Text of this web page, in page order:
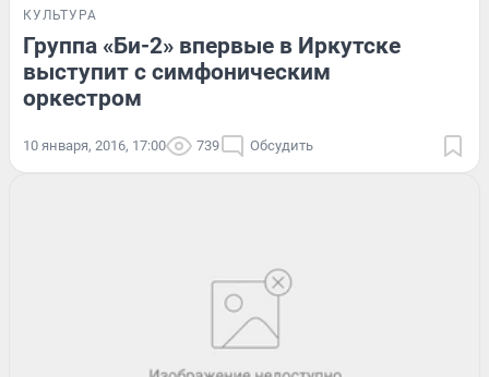
КУЛЬТУРА
Группа «Би-2» впервые в Иркутске
выступит с симфоническим
оркестром
10 января, 2016, 17:00 739 Обсудить